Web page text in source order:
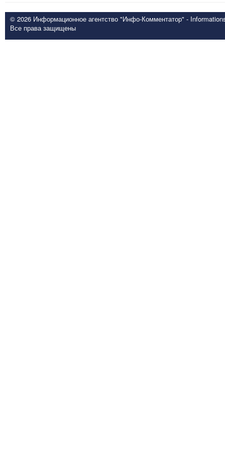
© 2026 Информационное агентство "Инфо-Комментатор" -
Все права защищены